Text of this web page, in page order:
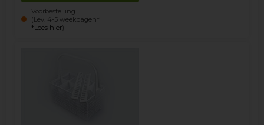
Voorbestelling
(Lev. 4-5 weekdagen*
*Lees hier)